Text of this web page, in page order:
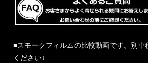
■スモークフィルムの比較動画です。別車
ください↓